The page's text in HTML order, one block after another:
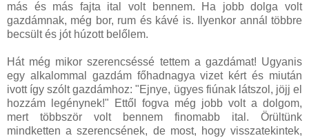
más és más fajta ital volt bennem. Ha jobb dolga volt
gazdámnak, még bor, rum és kávé is. Ilyenkor annál többre
becsült és jót húzott belőlem.
Hát még mikor szerencséssé tettem a gazdámat! Ugyanis
egy alkalommal gazdám főhadnagya vizet kért és miután
ivott így szólt gazdámhoz: "Ejnye, ügyes fiúnak látszol, jöjj el
hozzám legénynek!" Ettől fogva még jobb volt a dolgom,
mert többször volt bennem finomabb ital. Örültünk
mindketten a szerencsének, de most, hogy visszatekintek,